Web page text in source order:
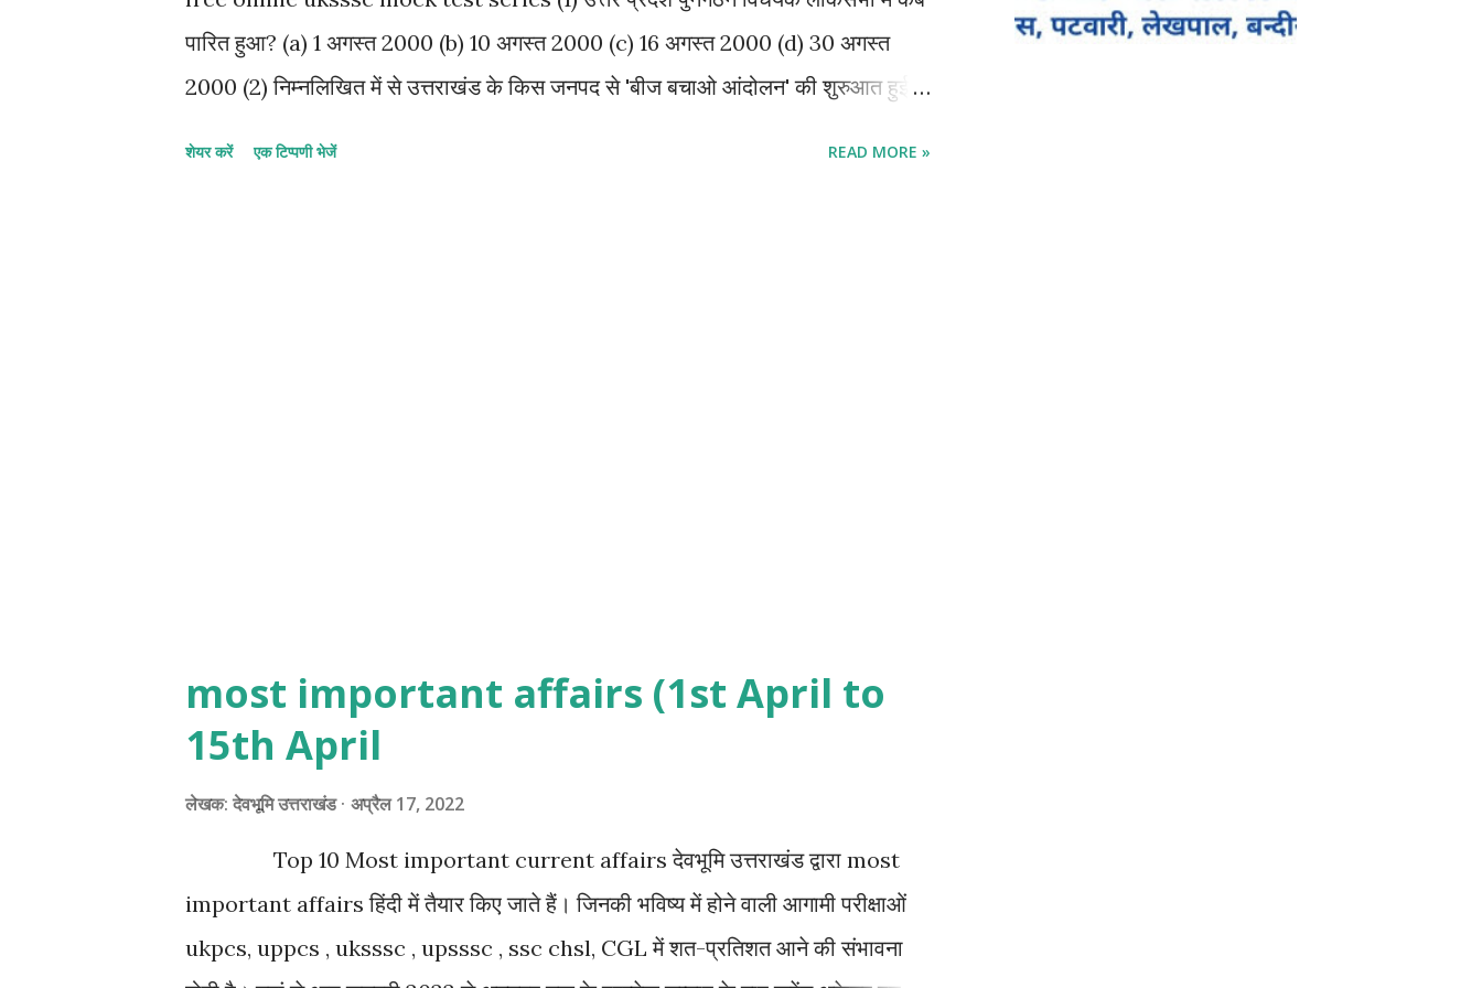
पारित हुआ? (a) 1 अगस्त 2000 (b) 10 अगस्त 2000 (c) 16 अगस्त 2000 (d) 30 अगस्त
2000 (2) निम्नलिखित में से उत्तराखंड के किस जनपद से 'बीज बचाओ आंदोलन' की शुरुआत हुई
शेयर करें एक टिप्पणी भेजें READ MORE »
most important affairs (1st April to
15th April
लेखक: देवभूमि उत्तराखंड अप्रैल 17, 2022
Top 10 Most important current affairs देवभूमि उत्तराखंड द्वारा most
important affairs हिंदी में तैयार किए जाते हैं। जिनकी भविष्य में होने वाली आगामी परीक्षाओं
ukpcs, uppcs , uksssc , upsssc , ssc chsl, CGL में शत-प्रतिशत आने की संभावना